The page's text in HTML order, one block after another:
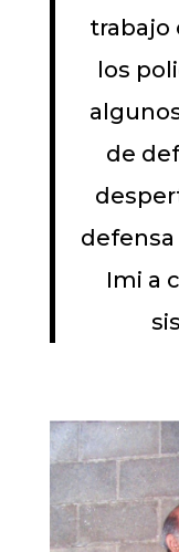
trabajo
los
de
defensa
Imi a